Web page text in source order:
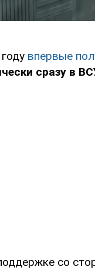
впервые
сразу в
со